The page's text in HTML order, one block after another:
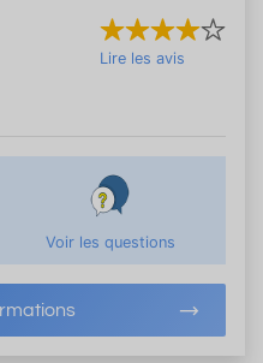
Lire les avis
Voir les questions